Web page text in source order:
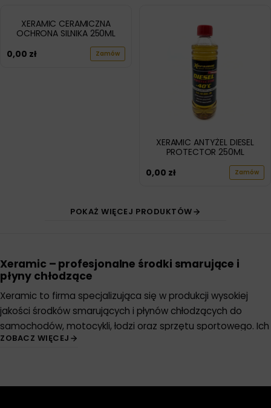
XERAMIC CERAMICZNA
OCHRONA SILNIKA 250ML
0,00 zł Zamów
XERAMIC ANTYŻEL DIESEL
PROTECTOR 250ML
0,00 zł Zamów
POKAŻ WIĘCEJ PRODUKTÓW
Xeramic – profesjonalne środki smarujące i
płyny chłodzące
Xeramic to firma specjalizująca się w produkcji wysokiej
jakości środków smarujących i płynów chłodzących do
samochodów, motocykli, łodzi oraz sprzętu sportowego. Ich
produkty są popularne wśród miłośników motoryzacji i
najbardziejrozpoznawalnych marek w branży
ZOBACZ WIĘCEJ